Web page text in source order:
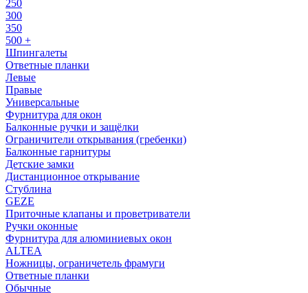
250
300
350
500 +
Шпингалеты
Ответные планки
Левые
Правые
Универсальные
Фурнитура для окон
Балконные ручки и защёлки
Ограничители открывания (гребенки)
Балконные гарнитуры
Детские замки
Дистанционное открывание
Стублина
GEZE
Приточные клапаны и проветриватели
Ручки оконные
Фурнитура для алюминиевых окон
ALTEA
Ножницы, ограничетель фрамуги
Ответные планки
Обычные